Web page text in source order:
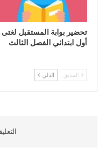
تحضير بوابة المستقبل لغتى
أول ابتدائي الفصل الثالث
السابق التالي